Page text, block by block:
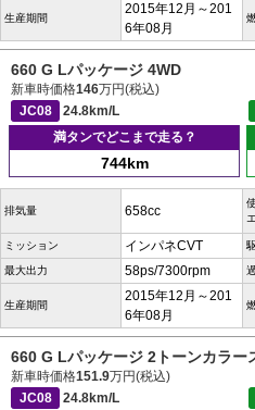
生産期間
2015年12月～201
6年08月
660 G Lパッケージ 4WD
新車時価格146万円(税込)
JC08
24.8km/L
満タンでどこまで走る？
744km
排気量 658cc
ミッション インパネCVT
最大出力 58ps/7300rpm
生産期間
2015年12月～201
6年08月
660 G Lパッケージ 2トーンカラー
新車時価格151.9万円(税込)
JC08
24.8km/L